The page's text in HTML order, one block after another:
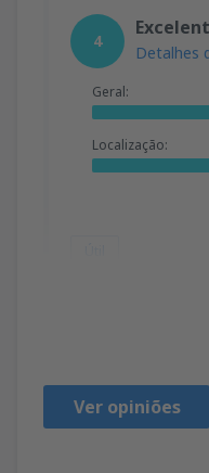
4
Detalhes
Geral:
Localização:
Ver opiniões